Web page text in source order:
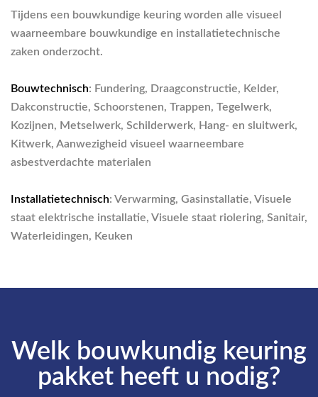
Tijdens een bouwkundige keuring worden alle visueel
waarneembare bouwkundige en installatietechnische
zaken onderzocht.
Bouwtechnisch: Fundering, Draagconstructie, Kelder,
Dakconstructie, Schoorstenen, Trappen, Tegelwerk,
Kozijnen, Metselwerk, Schilderwerk, Hang- en sluitwerk,
Kitwerk, Aanwezigheid visueel waarneembare
asbestverdachte materialen
Installatietechnisch: Verwarming, Gasinstallatie, Visuele
staat elektrische installatie, Visuele staat riolering, Sanitair,
Waterleidingen, Keuken
Welk bouwkundig keuring
pakket heeft u nodig?